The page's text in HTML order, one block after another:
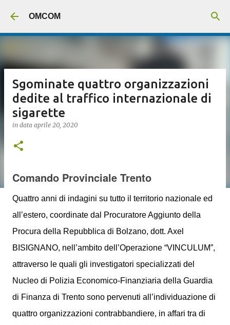
OMCOM
Sgominate quattro organizzazioni
dedite al traffico internazionale di
sigarette
in data aprile 20, 2020
Comando Provinciale Trento
Quattro anni di indagini su tutto il territorio nazionale ed
all’estero, coordinate dal Procuratore Aggiunto della
Procura della Repubblica di Bolzano, dott. Axel
BISIGNANO, nell’ambito dell’Operazione “VINCULUM”,
attraverso le quali gli investigatori specializzati del
Nucleo di Polizia Economico-Finanziaria della Guardia
di Finanza di Trento sono pervenuti all’individuazione di
quattro organizzazioni contrabbandiere, in affari tra di